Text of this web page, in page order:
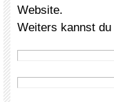
Website.
Weiters kannst du